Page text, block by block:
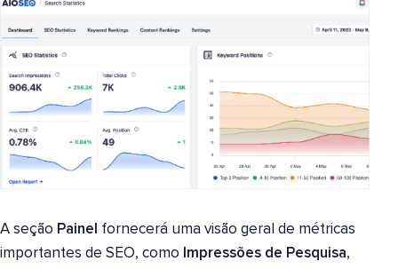
A seção Painel fornecerá uma visão geral de métricas
importantes de SEO, como Impressões de Pesquisa,